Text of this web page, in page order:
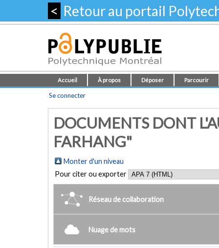
< Retour au portail
Accueil À propos Déposer Parcourir
Se connecter
DOCUMENTS DONT
FARHANG"
Monter d'un niveau
Pour citer ou exporter
Réseau de collaboration
Nuage de mots